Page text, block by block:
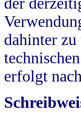
dahinter zu
erfolgt